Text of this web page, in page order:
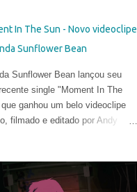
In The Sun - Novo videoclipe
Sunflower Bean
Sunflower Bean lançou seu
single "Moment In The
ganhou um belo videoclipe
filmado e editado por Andy